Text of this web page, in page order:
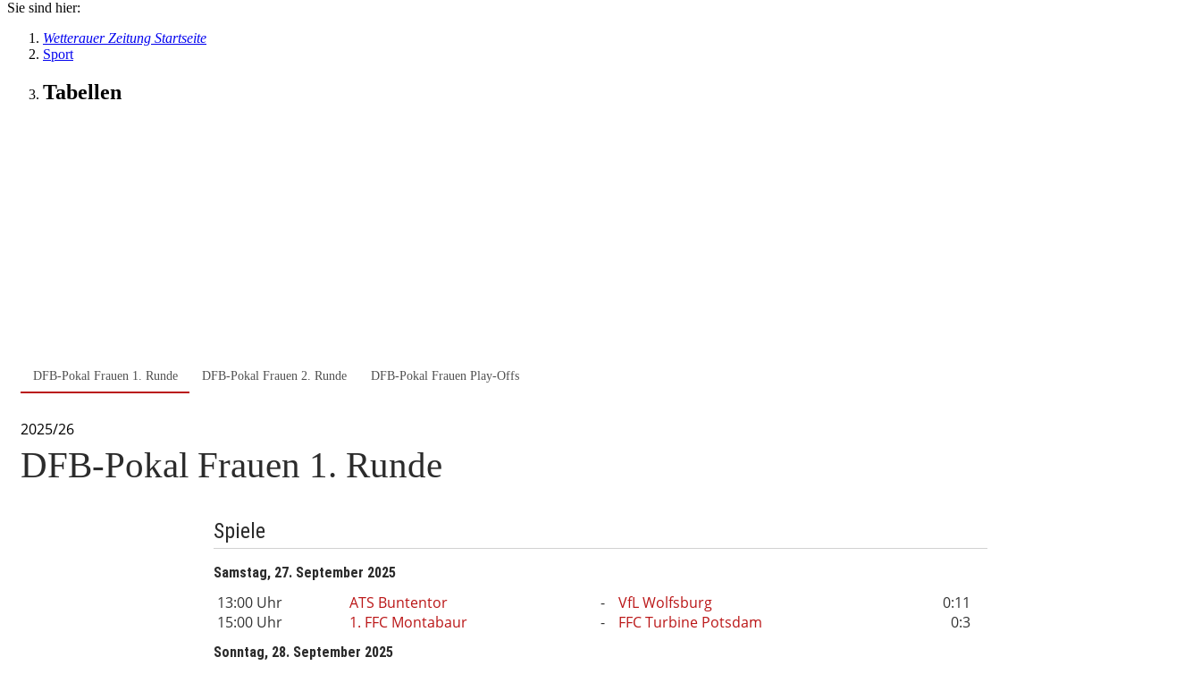
Sie sind hier:
Wetterauer Zeitung Startseite
Sport
Tabellen
DFB-Pokal Frauen 1. Runde DFB-Pokal Frauen 2. Runde DFB-Pokal Frauen Play-Offs
2025/26
DFB-Pokal Frauen 1. Runde
Spiele
Samstag, 27. September 2025
13:00 Uhr ATS Buntentor VfL Wolfsburg
0:11
15:00 Uhr
1. FFC Montabaur FFC Turbine Potsdam 0:3
Sonntag, 28. September 2025